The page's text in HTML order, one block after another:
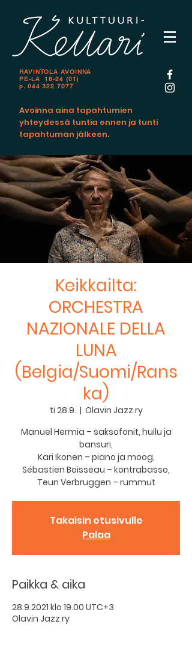
RAVINTOLA AVOINNA
PE-LA 18-24 (01)
p. 044 322 7077
Avoinna aina tapahtumien
yhteydessä tuntia ennen ja tunti
tapahtuman jälkeen.
Keikkailta:
ORCHESTRA
NAZIONALE DELLA
LUNA
(Belgia/Suomi/Rans
ka)
ti 28.9.
  |
Olavin Jazz ry
Manuel Hermia – saksofonit, huilu ja
bansuri,
Kari Ikonen – piano ja moog,
Sébastien Boisseau – kontrabasso,
Teun Verbruggen – rummut
Takaisin etusivulle
Palaa
Paikka & aika
28.9.2021 klo 19.00 UTC+3
Olavin Jazz ry